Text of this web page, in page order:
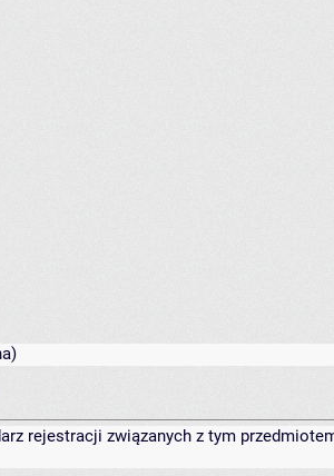
rejestracji związanych z tym